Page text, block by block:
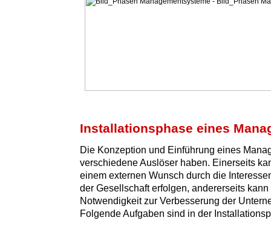
Installationsphase eines
Die Konzeption und Einführung eines
verschiedene Auslöser haben. Einerseits
einem externen Wunsch durch die
der Gesellschaft erfolgen, andererseits
Notwendigkeit zur Verbesserung der
Folgende Aufgaben sind in der